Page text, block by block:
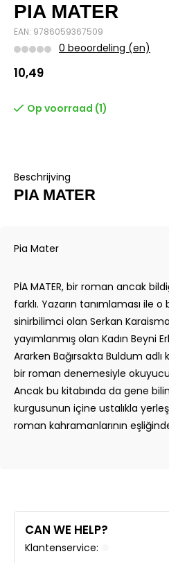
PIA MATER
EAN: 9786059367509
0 beoordeling (en)
10,49
Op voorraad (1)
Beschrijving
PIA MATER
Pia Mater
PİA MATER, bir roman ancak
farklı. Yazarın tanımlaması ile
sinirbilimci olan Serkan
yayımlanmış olan Kadın Beyni
Ararken Bağırsakta Buldum
bir roman denemesiyle
Ancak bu kitabında da gene
kurgusunun içine ustalıkla
roman kahramanlarının
CAN WE HELP?
Klantenservice: